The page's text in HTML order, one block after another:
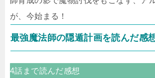
が、今始まる！
最強魔法師の隠遁計画を読んだ感
4話まで読んだ感想